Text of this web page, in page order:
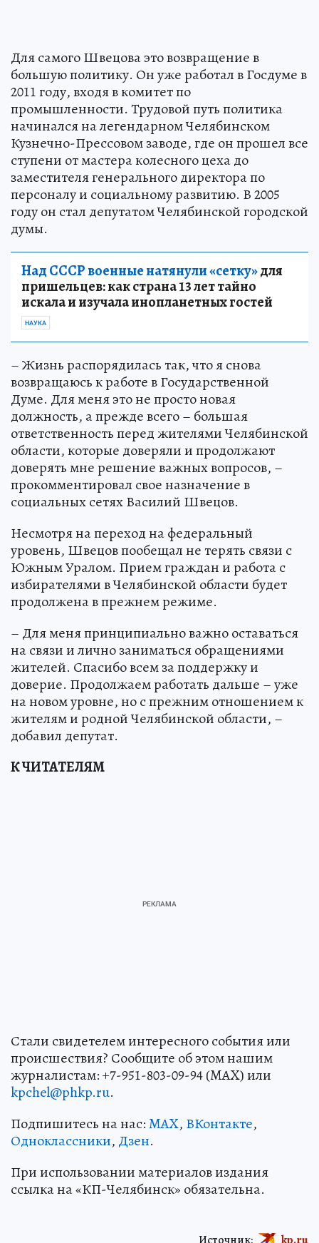
Для самого Швецова это возвращение в
большую политику. Он уже работал в Госдуме в
2011 году, входя в комитет по
промышленности. Трудовой путь политика
начинался на легендарном Челябинском
Кузнечно-Прессовом заводе, где он прошел все
ступени от мастера колесного цеха до
заместителя генерального директора по
персоналу и социальному развитию. В 2005
году он стал депутатом Челябинской городской
думы.
Над СССР военные натянули «сетку»для
пришельцев: как страна 13 лет тайно
искала и изучала инопланетных гостей
НАУКА
– Жизнь распорядилась так, что я снова
возвращаюсь к работе в Государственной
Думе. Для меня это не просто новая
должность, а прежде всего – большая
ответственность перед жителями Челябинской
области, которые доверяли и продолжают
доверять мне решение важных вопросов, –
прокомментировал свое назначение в
социальных сетях Василий Швецов.
Несмотря на переход на федеральный
уровень, Швецов пообещал не терять связи с
Южным Уралом. Прием граждан и работа с
избирателями в Челябинской области будет
продолжена в прежнем режиме.
– Для меня принципиально важно оставаться
на связи и лично заниматься обращениями
жителей. Спасибо всем за поддержку и
доверие. Продолжаем работать дальше – уже
на новом уровне, но с прежним отношением к
жителям и родной Челябинской области, –
добавил депутат.
К ЧИТАТЕЛЯМ
Стали свидетелем интересного события или
происшествия? Сообщите об этом нашим
журналистам: +7-951-803-09-94 (MAX) или
kpchel@phkp.ru.
Подпишитесь на нас:MAX, ВКонтакте,
Одноклассники, Дзен.
При использовании материалов издания
ссылка на «КП-Челябинск» обязательна.
Источник: kp.ru